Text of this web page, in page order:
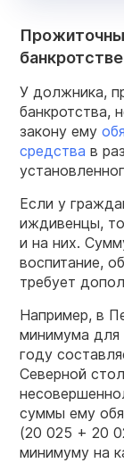
банкротстве
У должника,
банкротства,
закону ему
средства в
Если у
иждивенцы,
и на них.
воспитание,
требует
Например, в
минимума для
году
Северной
суммы ему
(20 025 + 20
минимуму на